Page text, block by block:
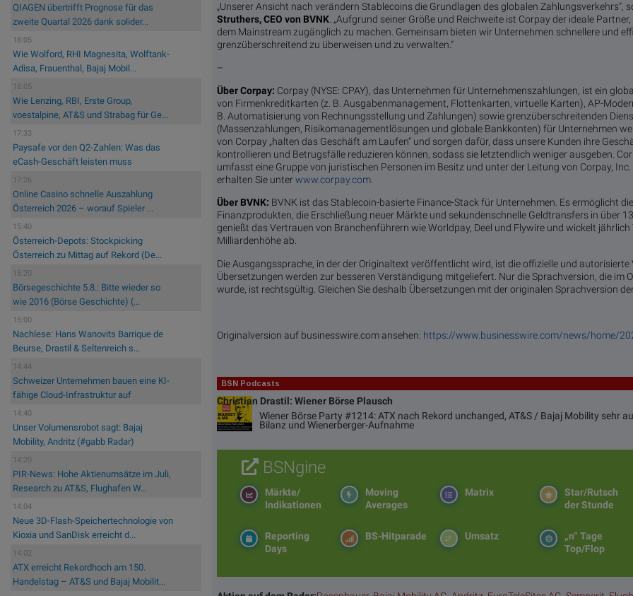
QIAGEN übertrifft Prognose für das
zweite Quartal 2026 dank solider...
18:05
Wie Wolford, RHI Magnesita, Wolftank-
Adisa, Frauenthal, Bajaj Mobil...
18:05
Wie Lenzing, RBI, Erste Group,
voestalpine, AT&S und Strabag für Ge...
17:33
Paysafe vor den Q2-Zahlen: Was das
eCash-Geschäft leisten muss
17:26
Online Casino schnelle Auszahlung
Österreich 2026 – worauf Spieler ...
15:40
Österreich-Depots: Stockpicking
Österreich zu Mittag auf Rekord (De...
15:20
Börsegeschichte 5.8.: Bitte wieder so
wie 2016 (Börse Geschichte) (...
15:00
Nachlese: Hans Wanovits Barrique de
Beurse, Drastil & Seltenreich s...
14:44
Schweizer Unternehmen bauen eine KI-
fähige Cloud-Infrastruktur auf
14:40
Unser Volumensrobot sagt: Bajaj
Mobility, Andritz (#gabb Radar)
14:20
PIR-News: Hohe Aktienumsätze im Juli,
Research zu AT&S, Flughafen W...
14:04
Neue 3D-Flash-Speichertechnologie von
Kioxia und SanDisk erreicht d...
14:02
ATX erreicht Rekordhoch am 150.
Handelstag – AT&S und Bajaj Mobilit...
„Unserer Ansicht nach verändern Stablecoins die Grundlagen des globalen Zahlungsverkehrs“,
Struthers, CEO von BVNK. „Aufgrund seiner Größe und Reichweite ist Corpay der ideale
dem Mainstream zugänglich zu machen. Gemeinsam bieten wir Unternehmen schnellere und
grenzüberschreitend zu überweisen und zu verwalten.“
–
Über Corpay: Corpay (NYSE: CPAY), das Unternehmen für Unternehmenszahlungen, ist ein
von Firmenkreditkarten (z. B. Ausgabenmanagement, Flottenkarten, virtuelle Karten), AP-
B. Automatisierung von Rechnungsstellung und Zahlungen) sowie grenzüberschreitenden
(Massenzahlungen, Risikomanagementlösungen und globale Bankkonten) für Unternehmen
von Corpay „halten das Geschäft am Laufen“ und sorgen dafür, dass unsere Kunden ihre
kontrollieren und Betrugsfälle reduzieren können, sodass sie letztendlich weniger ausgeben.
umfasst eine Gruppe von juristischen Personen im Besitz und unter der Leitung von Corpay,
erhalten Sie unterwww.corpay.com
Über BVNK: BVNK ist das Stablecoin-basierte Finance-Stack für Unternehmen. Es ermöglicht
Finanzprodukten, die Erschließung neuer Märkte und sekundenschnelle Geldtransfers in über
genießt das Vertrauen von Branchenführern wie Worldpay, Deel und Flywire und wickelt
Milliardenhöhe ab.
Die Ausgangssprache, in der der Originaltext veröffentlicht wird, ist die offizielle und autorisierte
Übersetzungen werden zur besseren Verständigung mitgeliefert. Nur die Sprachversion, die im
wurde, ist rechtsgültig. Gleichen Sie deshalb Übersetzungen mit der originalen Sprachversion
Originalversion auf businesswire.com ansehen: https://www.businesswire.com/news/home/
BSN Podcasts
Christian Drastil: Wiener Börse Plausch
Wiener Börse Party #1214: ATX nach Rekord unchanged, AT&S / Bajaj Mobility sehr
Bilanz und Wienerberger-Aufnahme
BSNgine
Star/Rutsch
der Stunde
Matrix
Moving
Averages
Märkte/
Indikationen
„n“ Tage
Top/Flop
Umsatz
BS-Hitparade
Reporting
Days